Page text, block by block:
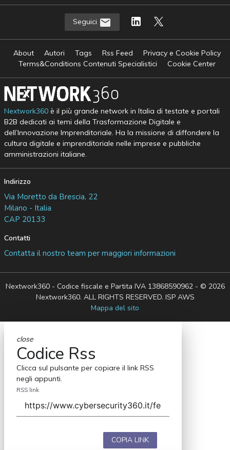
Seguici
About Autori Tags Rss Feed
Privacy e Cookie Policy
Terms&Conditions Contenuti Specialistici
Cookie Center
Nextwork360è il più grande network in Italia di testate e portali
B2B dedicati ai temi della Trasformazione Digitale e
dell’Innovazione Imprenditoriale. Ha la missione di diffondere la
cultura digitale e imprenditoriale nelle imprese e pubbliche
amministrazioni italiane.
Indirizzo
Via Moretto da Brescia, 22
Milano - Italia
CAP 20133
Contatti
Contatta il nostro team per maggiori informazioni
Nextwork360 - Codice fiscale e Partita IVA 13868590962 - © 2026
Nextwork360. ALL RIGHTS RESERVED. ISP AWS
Mappa del sito
close
Codice Rss
Clicca sul pulsante per copiare il link RSS
negli appunti.
RSS link
COPIA LINK